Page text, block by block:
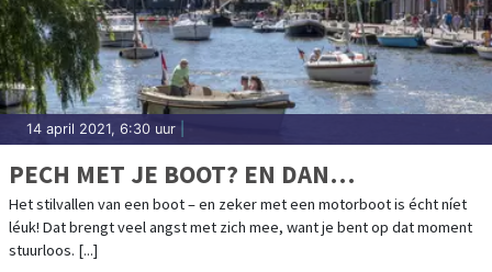
14 april 2021, 6:30 uur
PECH MET JE BOOT? EN DAN…
Het stilvallen van een boot – en zeker met een motorboot is écht níet
léuk! Dat brengt veel angst met zich mee, want je bent op dat moment
stuurloos. [...]